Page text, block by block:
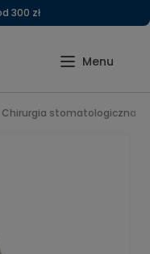
300 zł
Chirurgia stomatologiczna